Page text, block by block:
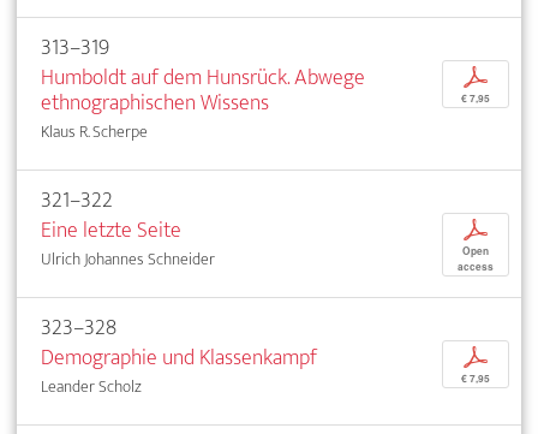
313–319
Humboldt auf dem Hunsrück. Abwege
ethnographischen Wissens
Klaus R. Scherpe
p
€ 7,95
321–322
Eine letzte Seite
Ulrich Johannes Schneider
p
Open
access
323–328
Demographie und Klassenkampf
Leander Scholz
p
€ 7,95